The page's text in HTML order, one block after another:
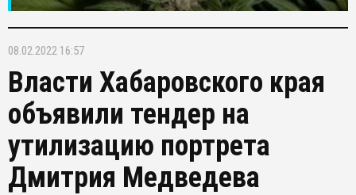
08.02.2022 16:57
Власти Хабаровского края
объявили тендер на
утилизацию портрета
Дмитрия Медведева